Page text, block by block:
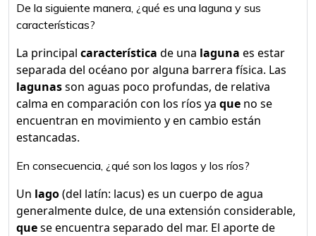
De la siguiente manera, ¿qué es una laguna y sus
características?
La principal característica de una laguna es estar
separada del océano por alguna barrera física. Las
lagunasson aguas poco profundas, de relativa
calma en comparación con los ríos ya que no se
encuentran en movimiento y en cambio están
estancadas.
En consecuencia, ¿qué son los lagos y los ríos?
Un lago(del latín: lacus) es un cuerpo de agua
generalmente dulce, de una extensión considerable,
quese encuentra separado del mar. El aporte de